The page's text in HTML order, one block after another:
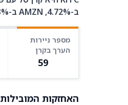
ב-4.72%, AMZN ב-3.93%.
מספר ניירות
הערך בקרן
59
האחזקות המובילות